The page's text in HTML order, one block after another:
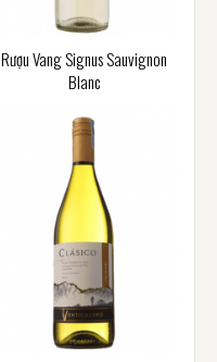
Rượu Vang Signus Sauvignon
Blanc